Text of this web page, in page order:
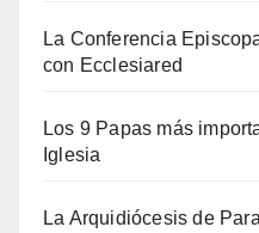
La Conferencia
con Ecclesiared
Los 9 Papas más
Iglesia
La Arquidiócesis de